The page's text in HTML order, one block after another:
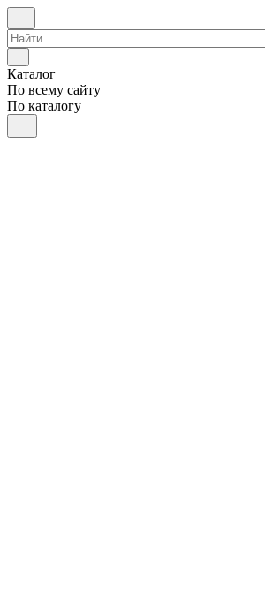
Каталог
По всему сайту
По каталогу